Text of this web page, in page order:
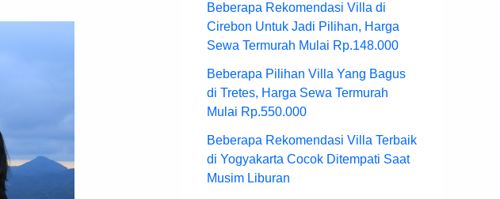
Beberapa Rekomendasi Villa di
Cirebon Untuk Jadi Pilihan, Harga
Sewa Termurah Mulai Rp.148.000
Beberapa Pilihan Villa Yang Bagus
di Tretes, Harga Sewa Termurah
Mulai Rp.550.000
Beberapa Rekomendasi Villa Terbaik
di Yogyakarta Cocok Ditempati Saat
Musim Liburan